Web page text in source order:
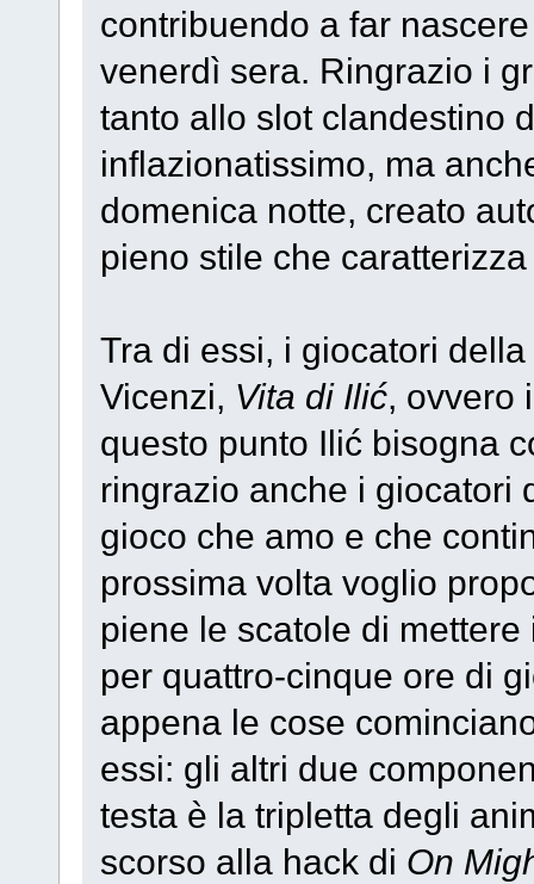
contribuendo a far
venerdì sera. Ringrazio i
tanto allo slot clandestino
inflazionatissimo, ma
domenica notte, creato
pieno stile che
Tra di essi, i giocatori
Vicenzi, Vita di Ilić, ovvero
questo punto Ilić bisogna
ringrazio anche i giocatori
gioco che amo e che
prossima volta voglio
piene le scatole di
per quattro-cinque ore di
appena le cose
essi: gli altri due
testa è la tripletta degli
scorso alla hack di On